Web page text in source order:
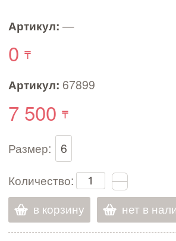
Артикул: —
0
Артикул: 67899
7 500
Размер:
6
Количество:
в корзину
нет в